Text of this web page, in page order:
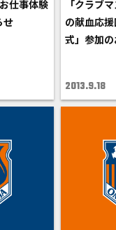
仕事体験
せ
「クラブ
の献血応
式」参加
2013.9.18